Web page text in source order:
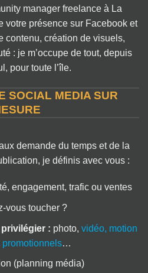
manager freelance à La
votre présence sur Facebook et
contenu, création de visuels,
: je m’occupe de tout, depuis
pour toute l’île.
SOCIAL MEDIA SUR
demande du temps et de la
je définis avec vous :
engagement, trafic ou ventes
vous toucher ?
: photo, vidéo, motion
…
(planning média)